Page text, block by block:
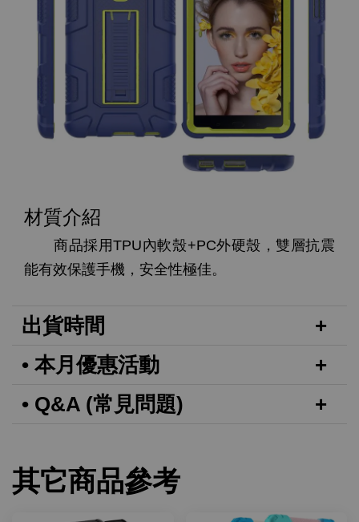
材質介紹
商品採用TPU內軟殼+PC外硬殼，雙層抗震
能有效保護手機，安全性極佳。
出貨時間
• 本月優惠活動
• Q&A (常見問題)
其它商品參考